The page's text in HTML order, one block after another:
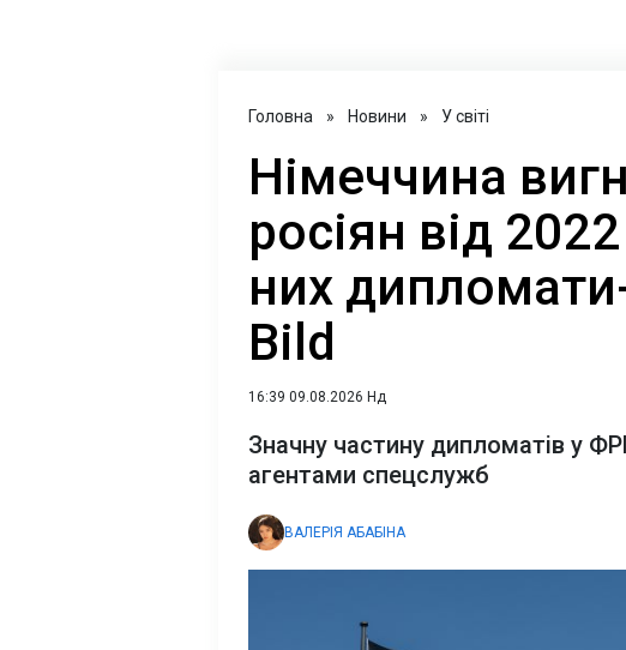
Головна » Новини » У світі
Німеччина
росіян від
них
Bild
16:39 09.08.2026 Нд
Значну частину дипломатів у
агентами спецслужб
ВАЛЕРІЯ АБАБІНА